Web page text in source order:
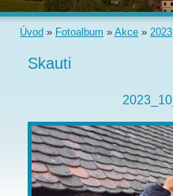
Úvod » Fotoalbum » Akce » 2023
Skauti